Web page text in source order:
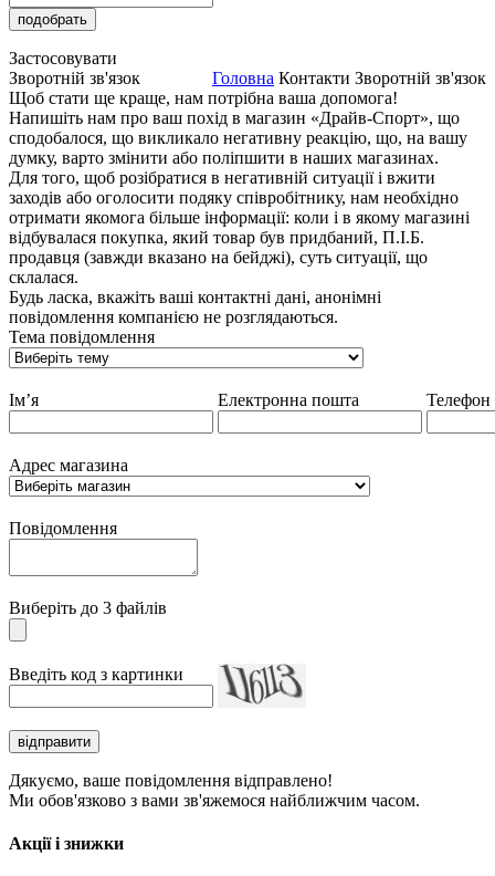
Застосовувати
Зворотній зв'язок
Головна Контакти Зворотній зв'язок
Щоб стати ще краще, нам потрібна ваша допомога!
Напишіть нам про ваш похід в магазин «Драйв-Спорт», що
сподобалося, що викликало негативну реакцію, що, на вашу
думку, варто змінити або поліпшити в наших магазинах.
Для того, щоб розібратися в негативній ситуації і вжити
заходів або оголосити подяку співробітнику, нам необхідно
отримати якомога більше інформації: коли і в якому магазині
відбувалася покупка, який товар був придбаний, П.І.Б.
продавця (завжди вказано на бейджі), суть ситуації, що
склалася.
Будь ласка, вкажіть ваші контактні дані, анонімні
повідомлення компанією не розглядаються.
Тема повідомлення
Ім’я Електронна пошта Телефон
Адрес магазина
Повідомлення
Виберіть до 3 файлів
Введіть код з картинки
Дякуємо, ваше повідомлення відправлено!
Ми обов'язково з вами зв'яжемося найближчим часом.
Акції і знижки